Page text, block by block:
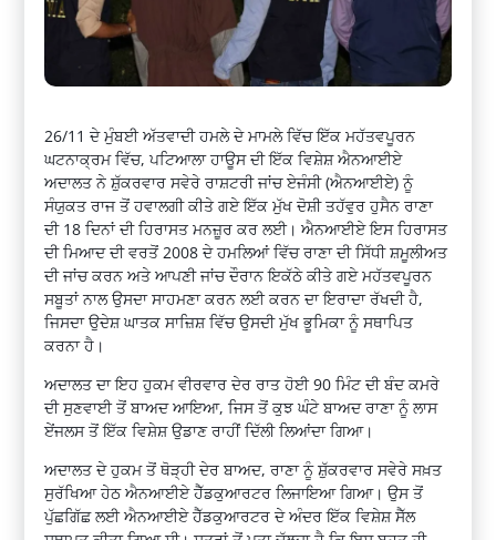
26/11 ਦੇ ਮੁੰਬਈ ਅੱਤਵਾਦੀ ਹਮਲੇ ਦੇ ਮਾਮਲੇ ਵਿੱਚ ਇੱਕ ਮਹੱਤਵਪੂਰਨ
ਘਟਨਾਕ੍ਰਮ ਵਿੱਚ, ਪਟਿਆਲਾ ਹਾਊਸ ਦੀ ਇੱਕ ਵਿਸ਼ੇਸ਼ ਐਨਆਈਏ
ਅਦਾਲਤ ਨੇ ਸ਼ੁੱਕਰਵਾਰ ਸਵੇਰੇ ਰਾਸ਼ਟਰੀ ਜਾਂਚ ਏਜੰਸੀ (ਐਨਆਈਏ) ਨੂੰ
ਸੰਯੁਕਤ ਰਾਜ ਤੋਂ ਹਵਾਲਗੀ ਕੀਤੇ ਗਏ ਇੱਕ ਮੁੱਖ ਦੋਸ਼ੀ ਤਹੱਵੁਰ ਹੁਸੈਨ ਰਾਣਾ
ਦੀ 18 ਦਿਨਾਂ ਦੀ ਹਿਰਾਸਤ ਮਨਜ਼ੂਰ ਕਰ ਲਈ। ਐਨਆਈਏ ਇਸ ਹਿਰਾਸਤ
ਦੀ ਮਿਆਦ ਦੀ ਵਰਤੋਂ 2008 ਦੇ ਹਮਲਿਆਂ ਵਿੱਚ ਰਾਣਾ ਦੀ ਸਿੱਧੀ ਸ਼ਮੂਲੀਅਤ
ਦੀ ਜਾਂਚ ਕਰਨ ਅਤੇ ਆਪਣੀ ਜਾਂਚ ਦੌਰਾਨ ਇਕੱਠੇ ਕੀਤੇ ਗਏ ਮਹੱਤਵਪੂਰਨ
ਸਬੂਤਾਂ ਨਾਲ ਉਸਦਾ ਸਾਹਮਣਾ ਕਰਨ ਲਈ ਕਰਨ ਦਾ ਇਰਾਦਾ ਰੱਖਦੀ ਹੈ,
ਜਿਸਦਾ ਉਦੇਸ਼ ਘਾਤਕ ਸਾਜ਼ਿਸ਼ ਵਿੱਚ ਉਸਦੀ ਮੁੱਖ ਭੂਮਿਕਾ ਨੂੰ ਸਥਾਪਿਤ
ਕਰਨਾ ਹੈ।
ਅਦਾਲਤ ਦਾ ਇਹ ਹੁਕਮ ਵੀਰਵਾਰ ਦੇਰ ਰਾਤ ਹੋਈ 90 ਮਿੰਟ ਦੀ ਬੰਦ ਕਮਰੇ
ਦੀ ਸੁਣਵਾਈ ਤੋਂ ਬਾਅਦ ਆਇਆ, ਜਿਸ ਤੋਂ ਕੁਝ ਘੰਟੇ ਬਾਅਦ ਰਾਣਾ ਨੂੰ ਲਾਸ
ਏਂਜਲਸ ਤੋਂ ਇੱਕ ਵਿਸ਼ੇਸ਼ ਉਡਾਣ ਰਾਹੀਂ ਦਿੱਲੀ ਲਿਆਂਦਾ ਗਿਆ।
ਅਦਾਲਤ ਦੇ ਹੁਕਮ ਤੋਂ ਥੋੜ੍ਹੀ ਦੇਰ ਬਾਅਦ, ਰਾਣਾ ਨੂੰ ਸ਼ੁੱਕਰਵਾਰ ਸਵੇਰੇ ਸਖ਼ਤ
ਸੁਰੱਖਿਆ ਹੇਠ ਐਨਆਈਏ ਹੈੱਡਕੁਆਰਟਰ ਲਿਜਾਇਆ ਗਿਆ। ਉਸ ਤੋਂ
ਪੁੱਛਗਿੱਛ ਲਈ ਐਨਆਈਏ ਹੈੱਡਕੁਆਰਟਰ ਦੇ ਅੰਦਰ ਇੱਕ ਵਿਸ਼ੇਸ਼ ਸੈੱਲ